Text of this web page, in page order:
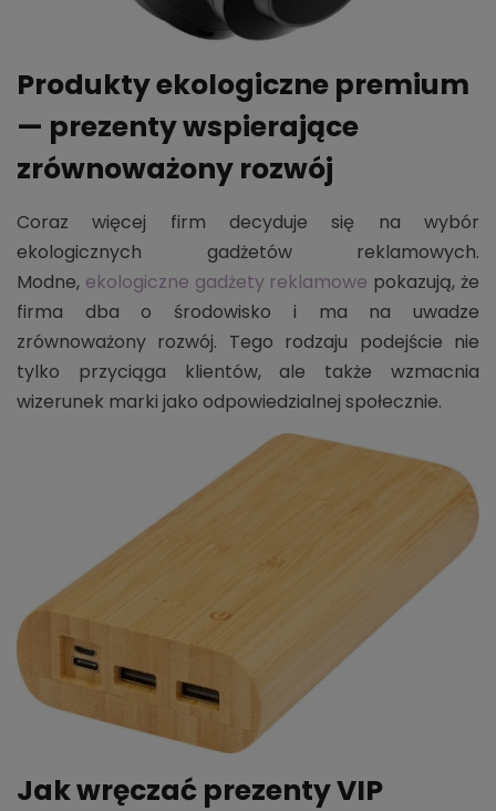
Produkty ekologiczne premium
— prezenty wspierające
zrównoważony rozwój
Coraz więcej firm decyduje się na wybór
ekologicznych gadżetów reklamowych.
Modne, ekologiczne gadżety reklamowe pokazują, że
firma dba o środowisko i ma na uwadze
zrównoważony rozwój. Tego rodzaju podejście nie
tylko przyciąga klientów, ale także wzmacnia
wizerunek marki jako odpowiedzialnej społecznie.
Jak wręczać prezenty VIP